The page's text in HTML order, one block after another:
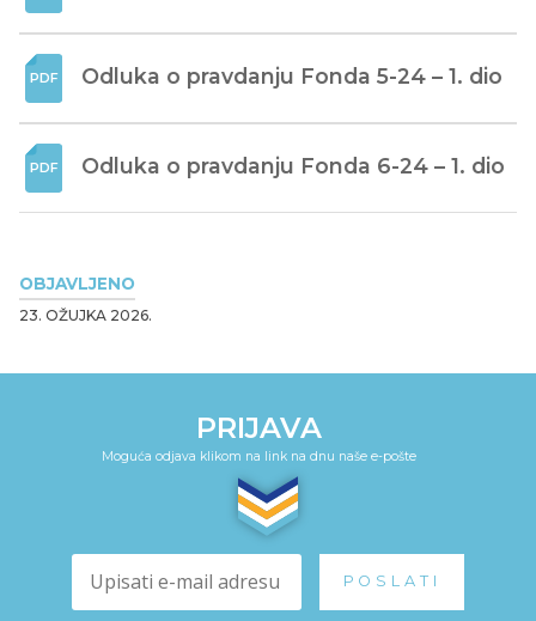
OBJAVLJENO
23. OŽUJKA 2026.
Odluka o pravdanju Fonda 5-24 – 1. dio
Odluka o pravdanju Fonda 6-24 – 1. dio
PRIJAVA
Moguća odjava klikom na link na dnu naše e-pošte